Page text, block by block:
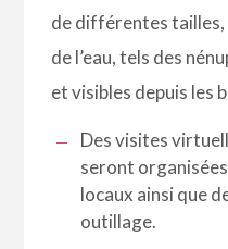
de différentes tailles,
de l’eau, tels des
et visibles depuis les
Des visites
seront
locaux ainsi que
outillage.